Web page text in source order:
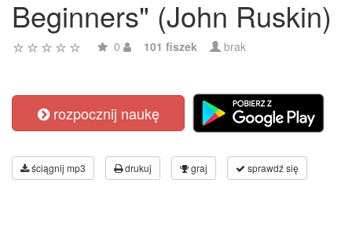
Beginners" (John Ruskin)
0 101 fiszek brak
rozpocznij naukę
ściągnij mp3 drukuj graj sprawdź się